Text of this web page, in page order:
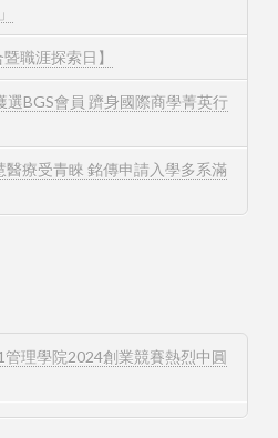
職涯探索日】
BGS會員 躋身國際商學菁英行
療受青睞 銘傳申請入學多系滿
管理學院2024創業競賽熱烈中圓